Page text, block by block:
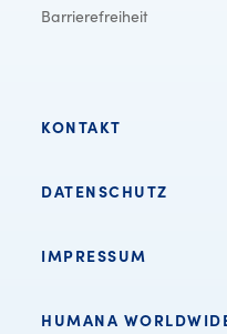
Barrierefreiheit
KONTAKT
DATENSCHUTZ
IMPRESSUM
HUMANA